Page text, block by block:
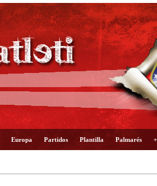
Europa Partidos Plantilla Palmarés